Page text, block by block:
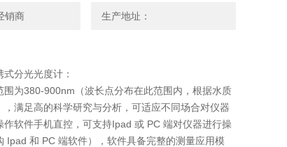
销商 生产地址：
分光光度计：
围为380-900nm（波长点分布在此范围内，根据水质
，满足高的科学研究与分析，可适应不同场合对仪器
作软件手机直控，可支持Ipad 或 PC 端对仪器进行操
Ipad 和 PC 端软件），软件具备完整的测量应用模